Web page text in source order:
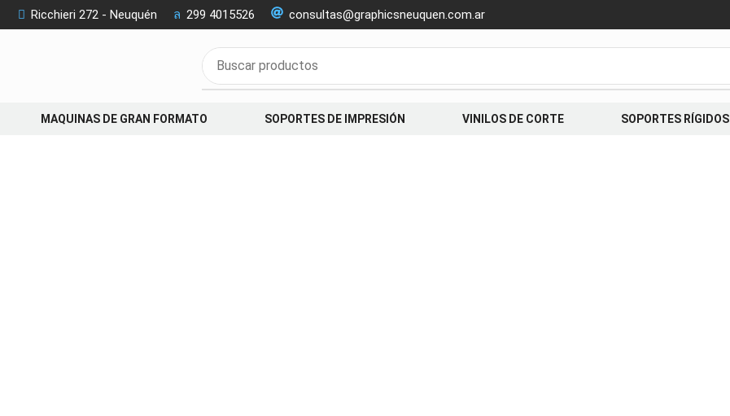
Ricchieri 272 - Neuquén 299 4015526 consultas@graphicsneuquen.com.ar
MAQUINAS DE GRAN FORMATO SOPORTES DE IMPRESIÓN VINILOS DE CORTE SOPORTES RÍGIDOS